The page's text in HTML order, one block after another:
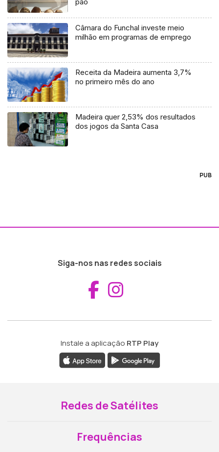
Câmara do Funchal investe meio
milhão em programas de emprego
Receita da Madeira aumenta 3,7%
no primeiro mês do ano
Madeira quer 2,53% dos resultados
dos jogos da Santa Casa
PUB
Siga-nos nas redes sociais
Aceder ao
Instale a aplicação RTP Play
Redes de Satélites
Frequências